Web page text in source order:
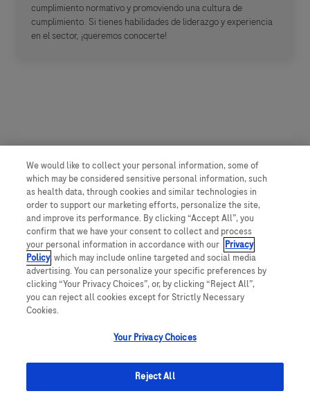
cumplimiento normativo y promoviendo una cultura de
cumplimiento. Si tienes habilidades de liderazgo y experiencia
en el sector, ¡queremos conocerte!
We would like to collect your personal information, some of
which may be considered sensitive personal information, such
as health data, through cookies and similar technologies in
order to support our marketing efforts, personalize the site,
and improve its performance. By clicking “Accept All”, you
confirm that we have your consent to collect and process
your personal information in accordance with our Privacy
Policy, which may include online targeted and social media
advertising. You can personalize your specific preferences by
clicking “Your Privacy Choices”, or, by clicking “Reject All”,
you can reject all cookies except for Strictly Necessary
Cookies.
Your Privacy Choices
Reject All